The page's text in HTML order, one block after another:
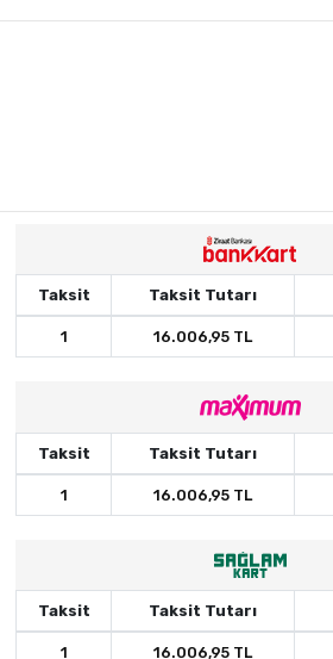
Taksit Taksit Tutarı
1 16.006,95 TL
Taksit Taksit Tutarı
1 16.006,95 TL
Taksit Taksit Tutarı
1 16.006,95 TL